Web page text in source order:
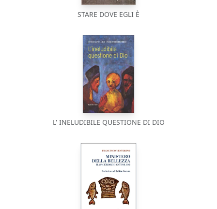
STARE DOVE EGLI È
L' INELUDIBILE QUESTIONE DI DIO